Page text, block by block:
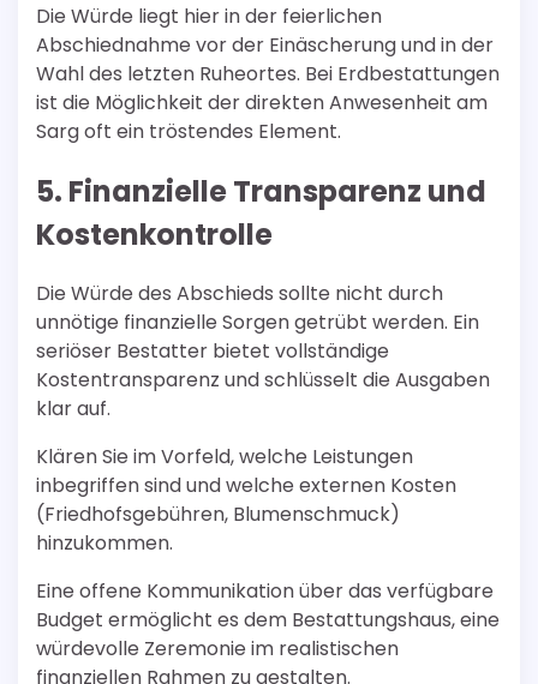
Die Würde liegt hier in der feierlichen
Abschiednahme vor der Einäscherung und in der
Wahl des letzten Ruheortes. Bei Erdbestattungen
ist die Möglichkeit der direkten Anwesenheit am
Sarg oft ein tröstendes Element.
5. Finanzielle Transparenz und
Kostenkontrolle
Die Würde des Abschieds sollte nicht durch
unnötige finanzielle Sorgen getrübt werden. Ein
seriöser Bestatter bietet vollständige
Kostentransparenz und schlüsselt die Ausgaben
klar auf.
Klären Sie im Vorfeld, welche Leistungen
inbegriffen sind und welche externen Kosten
(Friedhofsgebühren, Blumenschmuck)
hinzukommen.
Eine offene Kommunikation über das verfügbare
Budget ermöglicht es dem Bestattungshaus, eine
würdevolle Zeremonie im realistischen
finanziellen Rahmen zu gestalten.